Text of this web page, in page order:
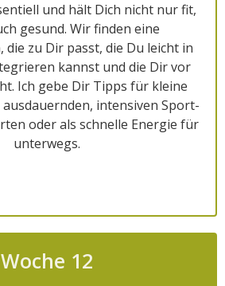
und hält Dich nicht nur fit,
gesund. Wir finden eine
die zu Dir passt, die Du leicht in
kannst und die Dir vor
Ich gebe Dir Tipps für kleine
ausdauernden, intensiven Sport-
oder als schnelle Energie für
unterwegs.
Woche 12